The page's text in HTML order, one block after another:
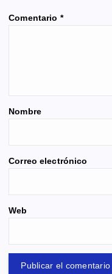
Comentario *
Nombre
Correo electrónico
Web